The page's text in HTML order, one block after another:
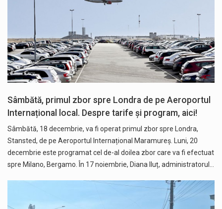
Sâmbătă, primul zbor spre Londra de pe Aeroportul
Internațional local. Despre tarife și program, aici!
Sâmbătă, 18 decembrie, va fi operat primul zbor spre Londra,
Stansted, de pe Aeroportul Internațional Maramureș. Luni, 20
decembrie este programat cel de-al doilea zbor care va fi efectuat
spre Milano, Bergamo. În 17 noiembrie, Diana Iluț, administratorul…